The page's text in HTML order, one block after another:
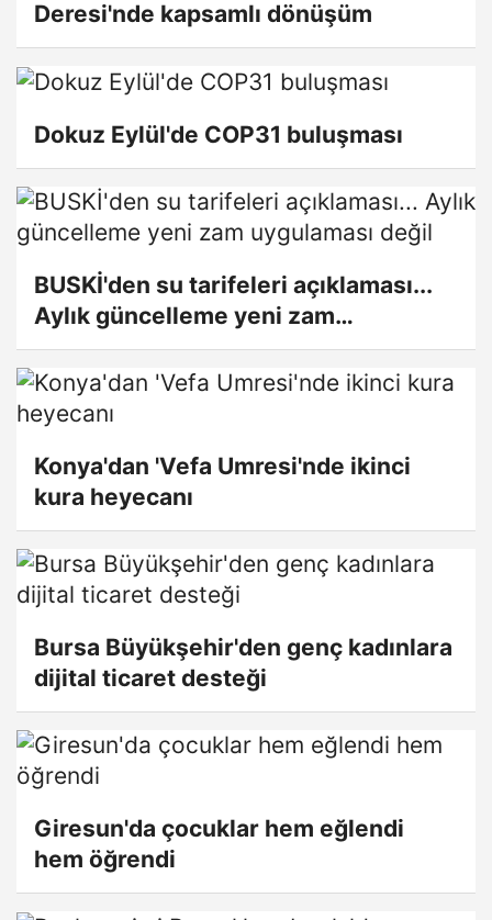
Deresi'nde kapsamlı dönüşüm
Dokuz Eylül'de COP31 buluşması
BUSKİ'den su tarifeleri açıklaması...
Aylık güncelleme yeni zam
uygulaması değil
Konya'dan 'Vefa Umresi'nde ikinci
kura heyecanı
Bursa Büyükşehir'den genç kadınlara
dijital ticaret desteği
Giresun'da çocuklar hem eğlendi
hem öğrendi